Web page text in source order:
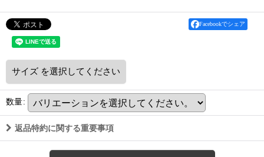
Facebookでシェア
サイズ を選択してください
数量:
返品特約に関する重要事項